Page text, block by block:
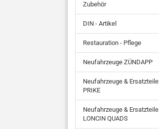
Zubehör
DIN - Artikel
Restauration - Pflege
Neufahrzeuge ZÜNDAPP
Neufahrzeuge & Ersatzteile
PRIKE
Neufahrzeuge & Ersatzteile
LONCIN QUADS